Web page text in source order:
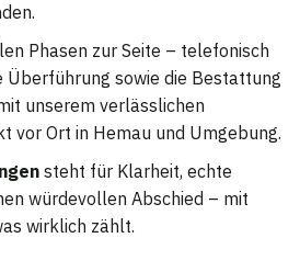
Phasen zur Seite – telefonisch
Überführung sowie die Bestattung
unserem verlässlichen
vor Ort in Hemau und Umgebung.
steht für Klarheit, echte
würdevollen Abschied – mit
wirklich zählt.